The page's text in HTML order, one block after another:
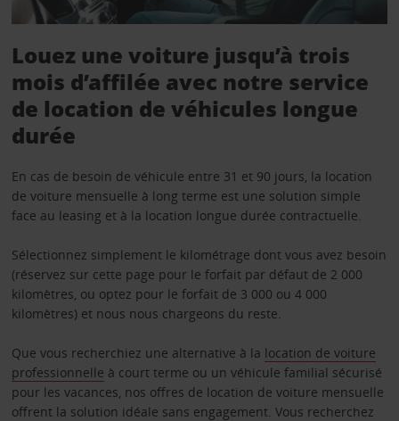
Louez une voiture jusqu’à trois
mois d’affilée avec notre service
de location de véhicules longue
durée
En cas de besoin de véhicule entre 31 et 90 jours, la location
de voiture mensuelle à long terme est une solution simple
face au leasing et à la location longue durée contractuelle.
Sélectionnez simplement le kilométrage dont vous avez besoin
(réservez sur cette page pour le forfait par défaut de 2 000
kilomètres, ou optez pour le forfait de 3 000 ou 4 000
kilomètres) et nous nous chargeons du reste.
Que vous recherchiez une alternative à la ‭‬location de voiture
professionnelle ‭‬ à court terme ou un véhicule familial sécurisé
pour les vacances, nos offres de location de voiture mensuelle
offrent la solution idéale sans engagement. Vous recherchez